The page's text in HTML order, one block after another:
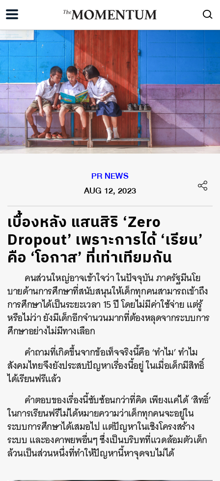
PR NEWS
AUG 12, 2023
เบื้องหลัง แสนสิริ ‘Zero
Dropout’ เพราะการได้ ‘เรียน’
คือ ‘โอกาส’ ที่เท่าเทียมกัน
คนส่วนใหญ่อาจเข้าใจว่า ในปัจจุบัน ภาครัฐมีนโย
บายด้านการศึกษาที่สนับสนุนให้เด็กทุกคนสามารถเข้าถึง
การศึกษาได้เป็นระยะเวลา 15 ปี โดยไม่มีค่าใช้จ่าย แต่รู้
หรือไม่ว่า ยังมีเด็กอีกจำนวนมากที่ต้องหลุดจากระบบการ
ศึกษาอย่างไม่มีทางเลือก
คำถามที่เกิดขึ้นจากข้อเท็จจริงนี้คือ ‘ทำไม’ ทำไม
สังคมไทยจึงยังประสบปัญหาเรื่องนี้อยู่ ในเมื่อเด็กมีสิทธิ์
ได้เรียนฟรีแล้ว
คำตอบของเรื่องนี้ซับซ้อนกว่าที่คิด เพียงแค่ได้ ‘สิทธิ์’
ในการเรียนฟรีไม่ได้หมายความว่าเด็กทุกคนจะอยู่ใน
ระบบการศึกษาได้เสมอไป แต่ปัญหาในเชิงโครงสร้าง
ระบบ และองคาพยพอื่นๆ ซึ่งเป็นบริบทที่แวดล้อมตัวเด็ก
ล้วนเป็นส่วนหนึ่งที่ทำให้ปัญหานี้หาจุดจบไม่ได้